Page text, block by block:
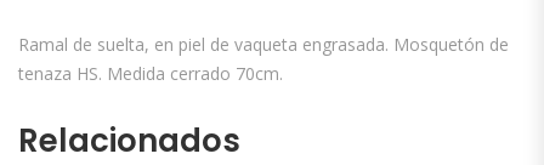
Ramal de suelta, en piel de vaqueta engrasada. Mosquetón de
tenaza HS. Medida cerrado 70cm.
Relacionados